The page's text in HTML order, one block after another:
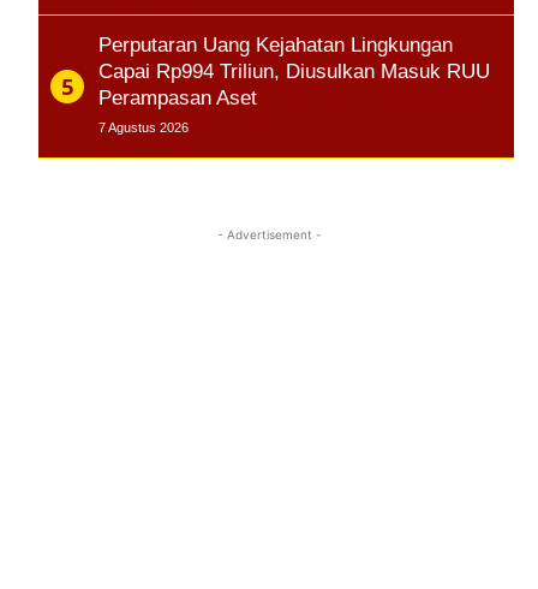
Perputaran Uang Kejahatan Lingkungan
Capai Rp994 Triliun, Diusulkan Masuk RUU
Perampasan Aset
7 Agustus 2026
- Advertisement -